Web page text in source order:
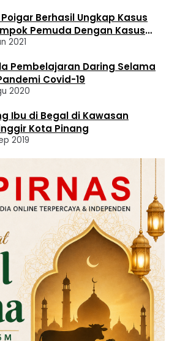
Berhasil Ungkap Kasus
Pemuda Dengan Kasus
2021
Pembelajaran Daring Selama
Covid-19
2020
Ibu di Begal di Kawasan
Kota Pinang
2019